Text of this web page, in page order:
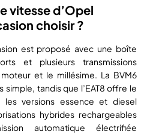
vitesse d’Opel
choisir ?
est proposé avec une boîte
et plusieurs transmissions
et le millésime. La BVM6
simple, tandis que l’EAT8 offre le
les versions essence et diesel
hybrides rechargeables
automatique électrifiée